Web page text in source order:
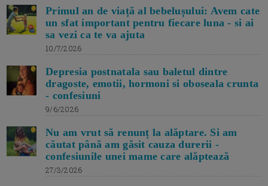
Primul an de viață al bebelușului: Avem cate
un sfat important pentru fiecare luna - si ai
sa vezi ca te va ajuta
10/7/2026
Depresia postnatala sau baletul dintre
dragoste, emotii, hormoni si oboseala crunta
- confesiuni
9/6/2026
Nu am vrut să renunț la alăptare. Si am
căutat până am găsit cauza durerii -
confesiunile unei mame care alăptează
27/3/2026